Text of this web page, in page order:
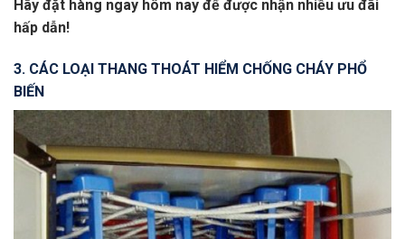
Hãy đặt hàng ngay hôm nay để được nhận nhiều ưu đãi
hấp dẫn!
3. CÁC LOẠI THANG THOÁT HIỂM CHỐNG CHÁY PHỔ
BIẾN